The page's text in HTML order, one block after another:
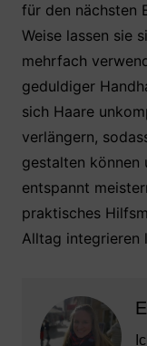
für den nächsten
Weise lassen sie
mehrfach
geduldiger
sich Haare
verlängern,
gestalten können
entspannt
praktisches
Alltag integrieren